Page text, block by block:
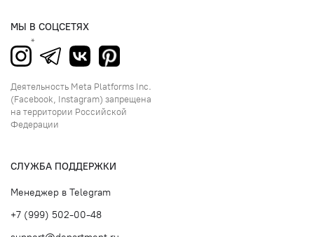
МЫ В СОЦСЕТЯХ
Деятельность Meta Platforms Inc.
(Facebook, Instagram) запрещена
на территории Российской
Федерации
СЛУЖБА ПОДДЕРЖКИ
Менеджер в Telegram
+7 (999) 502-00-48